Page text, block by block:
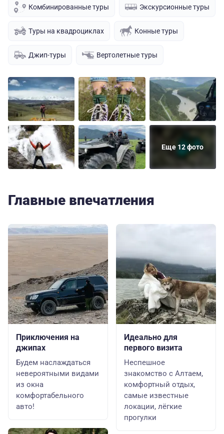
Комбинированные туры Экскурсионные туры
Туры на квадроциклах Конные туры
Джип-туры Вертолетные туры
Еще 12 фото
Главные впечатления
Приключения на
джипах
Будем наслаждаться
невероятными видами
из окна
комфортабельного
авто!
Идеально для
первого визита
Неспешное
знакомство с Алтаем,
комфортный отдых,
самые известные
локации, лёгкие
прогулки